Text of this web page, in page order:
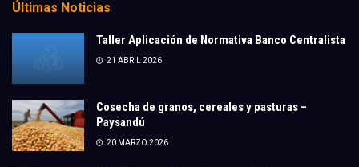
Últimas Noticias
Taller Aplicación de Normativa Banco Centralista
21 ABRIL 2026
Cosecha de granos, cereales y pasturas –
Paysandú
20 MARZO 2026